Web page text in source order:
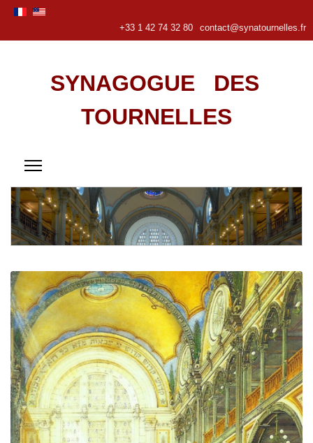
+33 1 42 74 32 80 contact@synatournelles.fr
SYNAGOGUE DES
TOURNELLES